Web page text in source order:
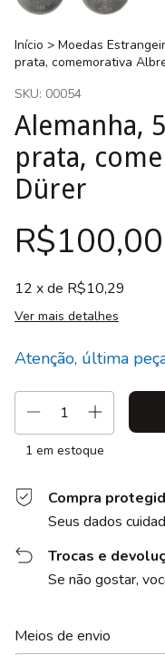
Início > Moedas
prata, comemorativa
SKU: 00054
Alemanha,
prata,
Dürer
R$100,00
12 x de R$10,29
Ver mais detalhes
Atenção, última
1 em estoque
Compra
Seus dados
Trocas e
Se não gostar,
Entregas para o CEP:
Meios de envio